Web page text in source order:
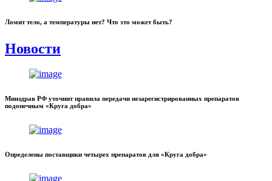
Ломит тело, а температуры нет? Что это может быть?
Новости
Минздрав РФ уточнит правила передачи незарегистрированных препаратов
подопечным «Круга добра»
Определены поставщики четырех препаратов для «Круга добра»